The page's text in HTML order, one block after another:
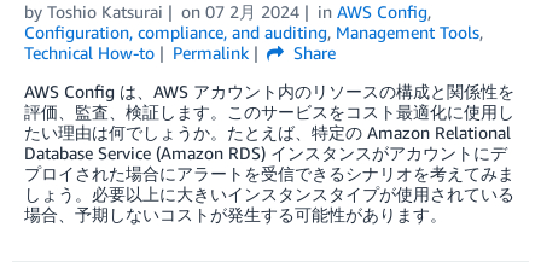
by Toshio Katsurai on 07 2月 2024 in AWS Config,
Configuration, compliance, and auditing, Management Tools,
Technical How-to
Permalink
Share
AWS Config は、AWS アカウント内のリソースの構成と関係性を
評価、監査、検証します。このサービスをコスト最適化に使用し
たい理由は何でしょうか。たとえば、特定の Amazon Relational
Database Service (Amazon RDS) インスタンスがアカウントにデ
プロイされた場合にアラートを受信できるシナリオを考えてみま
しょう。必要以上に大きいインスタンスタイプが使用されている
場合、予期しないコストが発生する可能性があります。